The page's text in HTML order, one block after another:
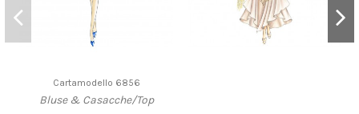
Cartamodello 6856
Bluse & Casacche/Top